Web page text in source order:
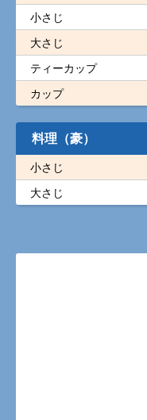
小さじ
大さじ
ティーカップ
カップ
料理（豪）
小さじ
大さじ